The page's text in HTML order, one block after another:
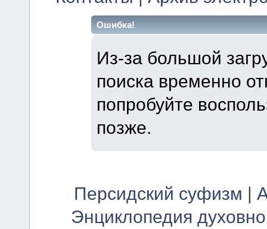
Ошибка!
Из-за большой
поиска временно
попробуйте
позже.
Персидский суфизм |
Энциклопедия